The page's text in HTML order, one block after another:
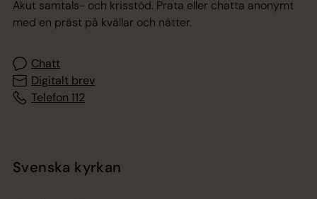
Akut samtals- och krisstöd. Prata eller chatta anonymt
med en präst på kvällar och nätter.
Chatt
Digitalt brev
Telefon 112
Svenska kyrkan